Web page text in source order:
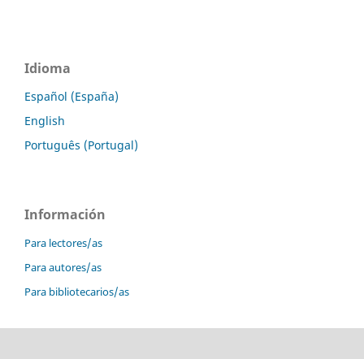
Idioma
Español (España)
English
Português (Portugal)
Información
Para lectores/as
Para autores/as
Para bibliotecarios/as